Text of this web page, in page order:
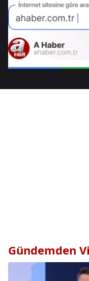
Gündemden